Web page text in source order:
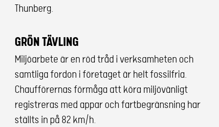
Thunberg.
GRÖN TÄVLING
Miljöarbete är en röd tråd i verksamheten och
samtliga fordon i företaget är helt fossilfria.
Chaufförernas förmåga att köra miljövänligt
registreras med appar och fartbegränsning har
ställts in på 82 km/h.